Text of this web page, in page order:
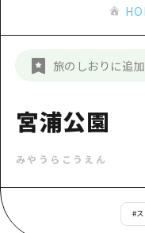
ナイ
定番
自然
備北
芸北
日帰
半日
芸北
山口
愛媛県
アク
お得
新着情報
事業者・学
旅のしおりに追加
宮浦公園
みやうらこうえん
#